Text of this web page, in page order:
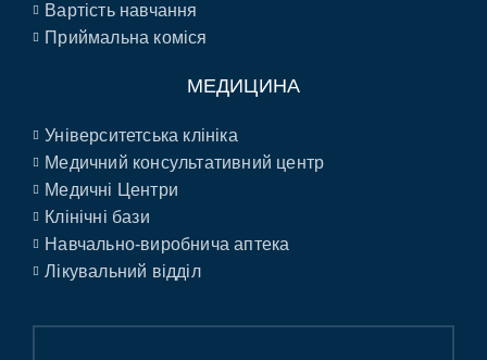
Вартість навчання
Приймальна коміся
МЕДИЦИНА
Університетська клініка
Медичний консультативний центр
Медичні Центри
Клінічні бази
Навчально-виробнича аптека
Лікувальний відділ